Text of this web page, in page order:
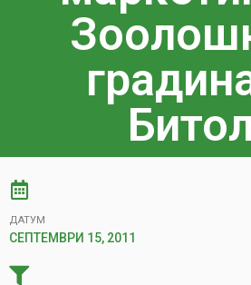
ДАТУМ
СЕПТЕМВРИ 15, 2011